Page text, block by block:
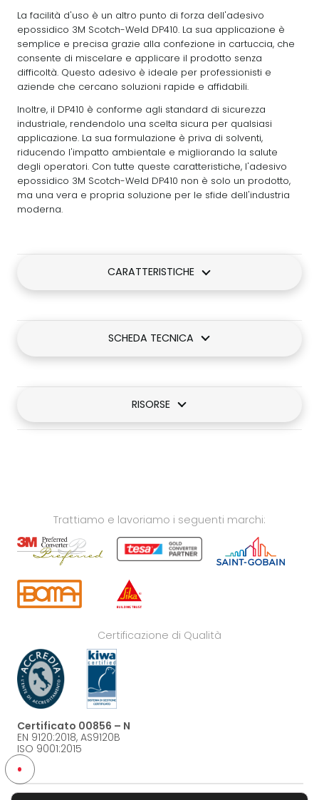
La facilità d'uso è un altro punto di forza dell'adesivo
epossidico 3M Scotch-Weld DP410. La sua applicazione è
semplice e precisa grazie alla confezione in cartuccia, che
consente di miscelare e applicare il prodotto senza
difficoltà. Questo adesivo è ideale per professionisti e
aziende che cercano soluzioni rapide e affidabili.
Inoltre, il DP410 è conforme agli standard di sicurezza
industriale, rendendolo una scelta sicura per qualsiasi
applicazione. La sua formulazione è priva di solventi,
riducendo l'impatto ambientale e migliorando la salute
degli operatori. Con tutte queste caratteristiche, l'adesivo
epossidico 3M Scotch-Weld DP410 non è solo un prodotto,
ma una vera e propria soluzione per le sfide dell'industria
moderna.
CARATTERISTICHE
SCHEDA TECNICA
RISORSE
Trattiamo e lavoriamo i seguenti marchi:
Certificazione di Qualità
Certificato 00856 – N
EN 9120:2018, AS9120B
ISO 9001:2015